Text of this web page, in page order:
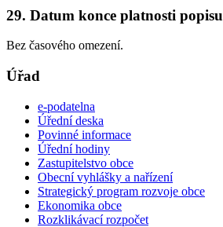
29. Datum konce platnosti popisu
Bez časového omezení.
Úřad
e-podatelna
Úřední deska
Povinné informace
Úřední hodiny
Zastupitelstvo obce
Obecní vyhlášky a nařízení
Strategický program rozvoje obce
Ekonomika obce
Rozklikávací rozpočet